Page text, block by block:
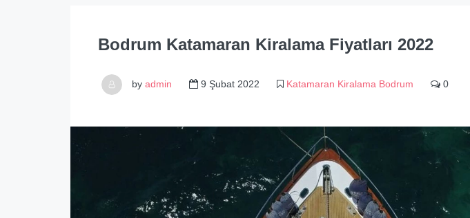
Bodrum Katamaran Kiralama Fiyatları 2022
by admin 9 Şubat 2022 Katamaran Kiralama Bodrum 0